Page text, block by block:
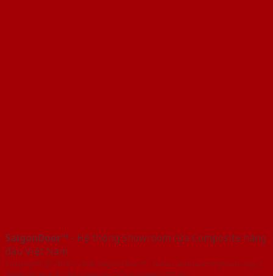
SaigonDoor™ - Hệ thống Showroom cửa Composite hàng
đầu Việt Nam
Copyright ⓒ 2016 – 2026 SaigonDoor™ - www.cuanhuacomposite.org |